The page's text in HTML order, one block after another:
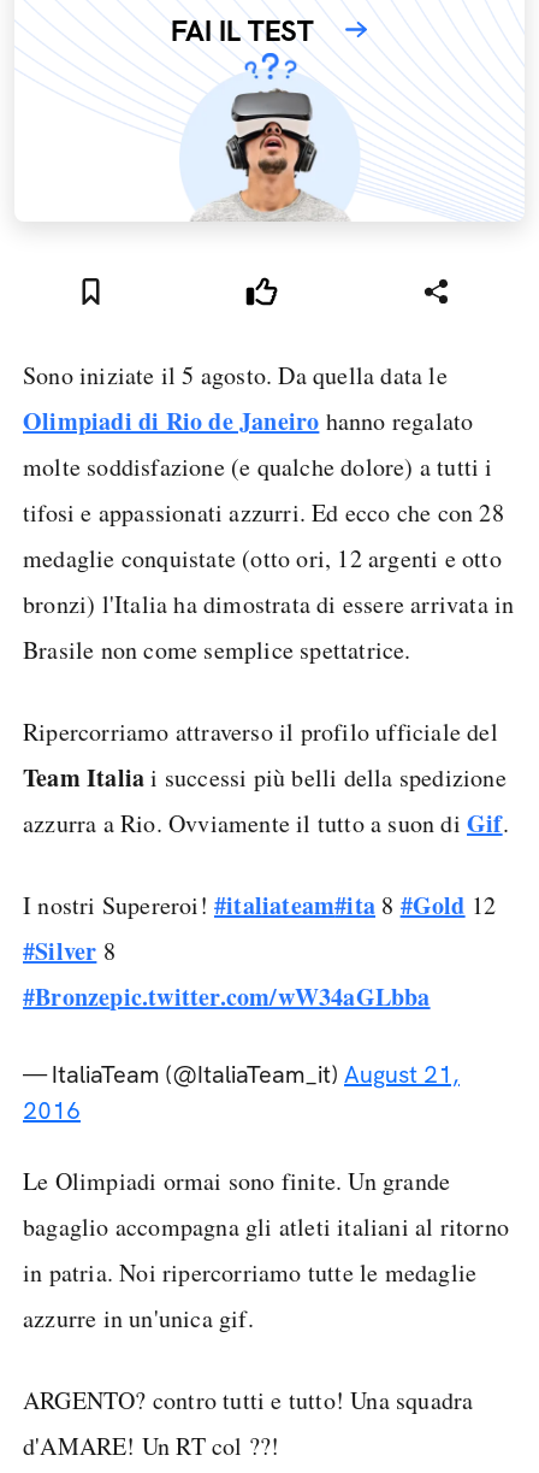
FAI IL TEST
Sono iniziate il 5 agosto. Da quella data le
Olimpiadi di Rio de Janeiro hanno regalato
molte soddisfazione (e qualche dolore) a tutti i
tifosi e appassionati azzurri. Ed ecco che con 28
medaglie conquistate (otto ori, 12 argenti e otto
bronzi) l'Italia ha dimostrata di essere arrivata in
Brasile non come semplice spettatrice.
Ripercorriamo attraverso il profilo ufficiale del
Team Italiai successi più belli della spedizione
azzurra a Rio. Ovviamente il tutto a suon diGif.
I nostri Supereroi! #italiateam#ita 8 #Gold 12
#Silver 8
#Bronzepic.twitter.com/wW34aGLbba
— ItaliaTeam (@ItaliaTeam_it) August 21,
2016
Le Olimpiadi ormai sono finite. Un grande
bagaglio accompagna gli atleti italiani al ritorno
in patria. Noi ripercorriamo tutte le medaglie
azzurre in un'unica gif.
ARGENTO? contro tutti e tutto! Una squadra
d'AMARE! Un RT col ??!